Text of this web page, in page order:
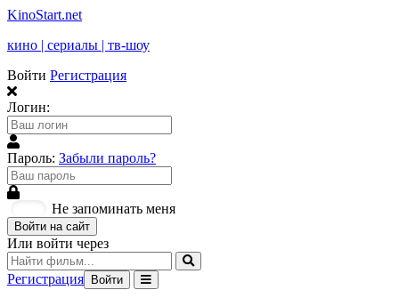
KinoStart.net
кино | сериалы | тв-шоу
Войти Регистрация
Логин:
Пароль: Забыли пароль?
Не запоминать меня
Войти на сайт
Или войти через
Регистрация Войти